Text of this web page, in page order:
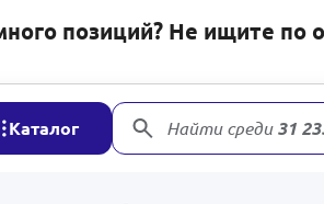
позиций? Не ищите по
Каталог Найти среди31